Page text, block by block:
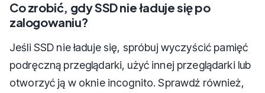
Co zrobić, gdy SSD nie ładuje się po
zalogowaniu?
Jeśli SSD nie ładuje się, spróbuj wyczyścić pamięć
podręczną przeglądarki, użyć innej przeglądarki lub
otworzyć ją w oknie incognito. Sprawdź również,